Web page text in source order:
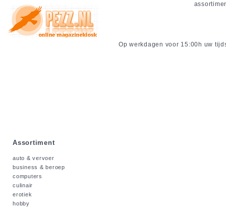
Op werkdagen voor 15:00h uw
Assortiment
auto & vervoer
business & beroep
computers
culinair
erotiek
hobby